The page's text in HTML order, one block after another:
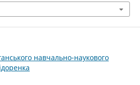
навчально-наукового